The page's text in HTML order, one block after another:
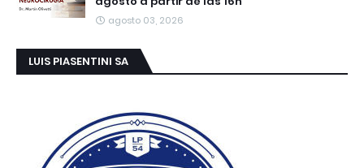
agosto 03, 2026
LUIS PIASENTINI SA